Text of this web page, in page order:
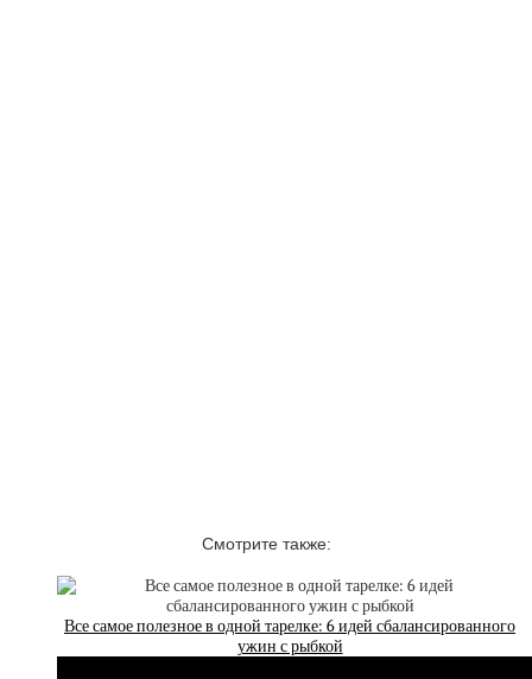
Смотрите также:
Все самое полезное в одной тарелке: 6 идей сбалансированного
ужин с рыбкой